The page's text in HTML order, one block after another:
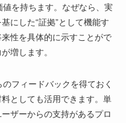
を持ちます。なぜなら、実
にした“証拠”として機能す
性を具体的に示すことがで
増します。
フィードバックを得ておく
としても活用できます。単
ザーからの支持があるプロ